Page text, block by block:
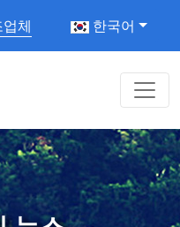
체 한국어